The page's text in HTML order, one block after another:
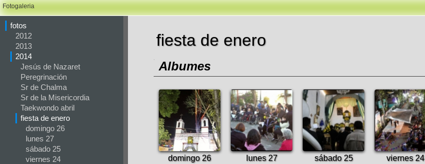
Fotogaleria
fotos
2012
2013
2014
Jesús de Nazaret
Peregrinación
Sr de Chalma
Sr de la Misericordia
Taekwondo abril
fiesta de enero
domingo 26
lunes 27
sábado 25
viernes 24
fiesta de enero
Albumes
domingo 26 lunes 27 sábado 25 viernes 24